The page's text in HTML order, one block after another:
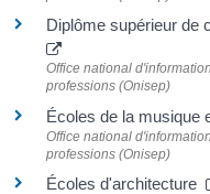
Diplôme supérieur de
Office national
professions (Onisep)
Écoles de la
Office national
professions (Onisep)
Écoles d'architecture